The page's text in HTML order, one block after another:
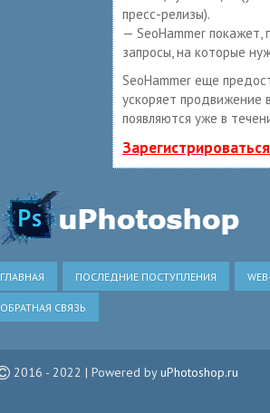
пресс-релизы).
— SeoHammer покажет,
запросы, на которые
SeoHammer еще
ускоряет продвижение
появляются уже в
ГЛАВНАЯ ПОСЛЕДНИЕ ПОСТУПЛЕНИЯ
ОБРАТНАЯ СВЯЗЬ
2016 - 2022 | Powered byuPhotoshop.ru